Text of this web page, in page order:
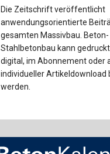
Die Zeitschrift veröffentlicht
anwendungsorientierte
gesamten Massivbau. Beton-
Stahlbetonbau kann
digital, im Abonnement oder
individueller Artikeldownload
werden.